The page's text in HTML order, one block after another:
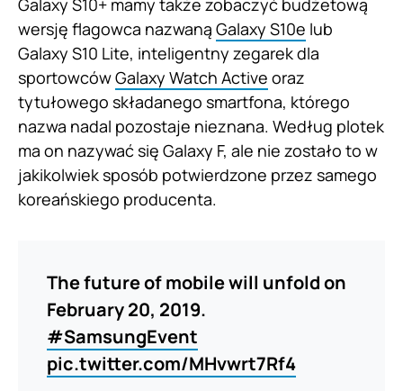
Galaxy S10+ mamy także zobaczyć budżetową
wersję flagowca nazwaną Galaxy S10e lub
Galaxy S10 Lite, inteligentny zegarek dla
sportowcówGalaxy Watch Active oraz
tytułowego składanego smartfona, którego
nazwa nadal pozostaje nieznana. Według plotek
ma on nazywać się Galaxy F, ale nie zostało to w
jakikolwiek sposób potwierdzone przez samego
koreańskiego producenta.
The future of mobile will unfold on
February 20, 2019.
#SamsungEvent
pic.twitter.com/MHvwrt7Rf4